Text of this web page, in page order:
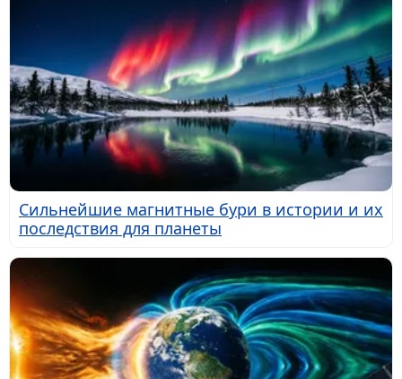
Сильнейшие магнитные бури в истории и их
последствия для планеты